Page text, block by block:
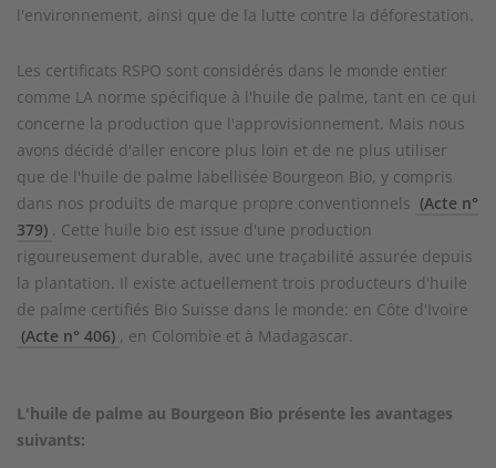
l'environnement, ainsi que de la lutte contre la déforestation.
Les certificats RSPO sont considérés dans le monde entier
comme LA norme spécifique à l'huile de palme, tant en ce qui
concerne la production que l'approvisionnement. Mais nous
avons décidé d'aller encore plus loin et de ne plus utiliser
que de l'huile de palme labellisée Bourgeon Bio, y compris
dans nos produits de marque propre conventionnels (Acte n°
379) . Cette huile bio est issue d'une production
rigoureusement durable, avec une traçabilité assurée depuis
la plantation. Il existe actuellement trois producteurs d'huile
de palme certifiés Bio Suisse dans le monde: en Côte d'Ivoire
(Acte n° 406) , en Colombie et à Madagascar.
L'huile de palme au Bourgeon Bio présente les avantages
suivants: